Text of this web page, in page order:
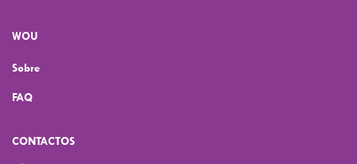
WOU
Sobre
FAQ
CONTACTOS